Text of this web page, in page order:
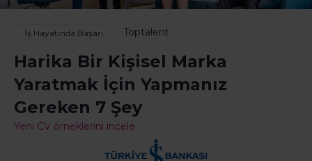
İş Hayatında Başarı Toptalent
Harika Bir Kişisel Marka
Yaratmak İçin Yapmanız
Gereken 7 Şey
Yeni CV örneklerini incele